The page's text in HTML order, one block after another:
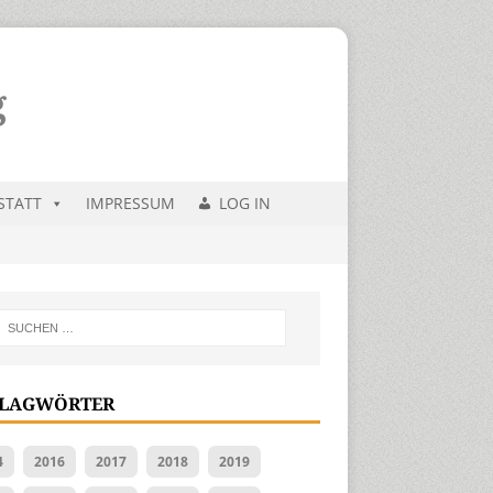
IMPRESSUM LOG IN
2016 2017 2018 2019